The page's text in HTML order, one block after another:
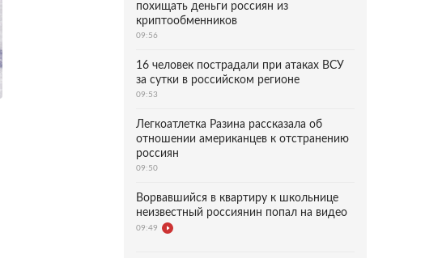
похищать деньги россиян из
криптообменников
09:56
16 человек пострадали при атаках ВСУ
за сутки в российском регионе
09:53
Легкоатлетка Разина рассказала об
отношении американцев к отстранению
россиян
09:50
Ворвавшийся в квартиру к школьнице
неизвестный россиянин попал на видео
09:49